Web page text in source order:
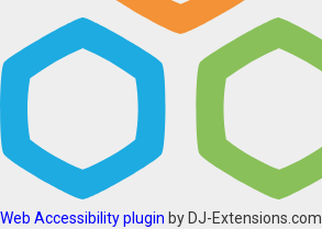
Web Accessibility plugin by DJ-Extensions.com